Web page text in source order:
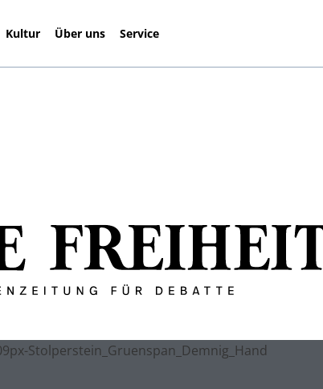
Kultur Über uns Service